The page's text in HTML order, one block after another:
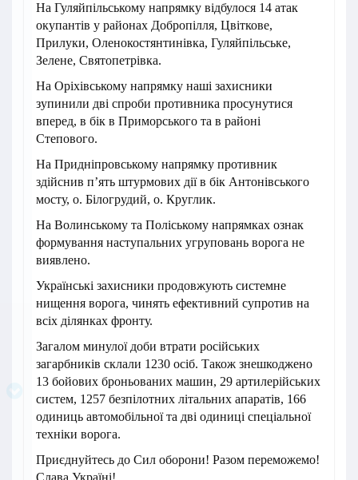
На Гуляйпільському напрямку відбулося 14 атак
окупантів у районах Добропілля, Цвіткове,
Прилуки, Оленокостянтинівка, Гуляйпільське,
Зелене, Святопетрівка.
На Оріхівському напрямку наші захисники
зупинили дві спроби противника просунутися
вперед, в бік в Приморського та в районі
Степового.
На Придніпровському напрямку противник
здійснив п’ять штурмових дії в бік Антонівського
мосту, о. Білогрудий, о. Круглик.
На Волинському та Поліському напрямках ознак
формування наступальних угруповань ворога не
виявлено.
Українські захисники продовжують системне
нищення ворога, чинять ефективний супротив на
всіх ділянках фронту.
Загалом минулої доби втрати російських
загарбників склали 1230 осіб. Також знешкоджено
13 бойових броньованих машин, 29 артилерійських
систем, 1257 безпілотних літальних апаратів, 166
одиниць автомобільної та дві одиниці спеціальної
техніки ворога.
Приєднуйтесь до Сил оборони! Разом переможемо!
Слава Україні!